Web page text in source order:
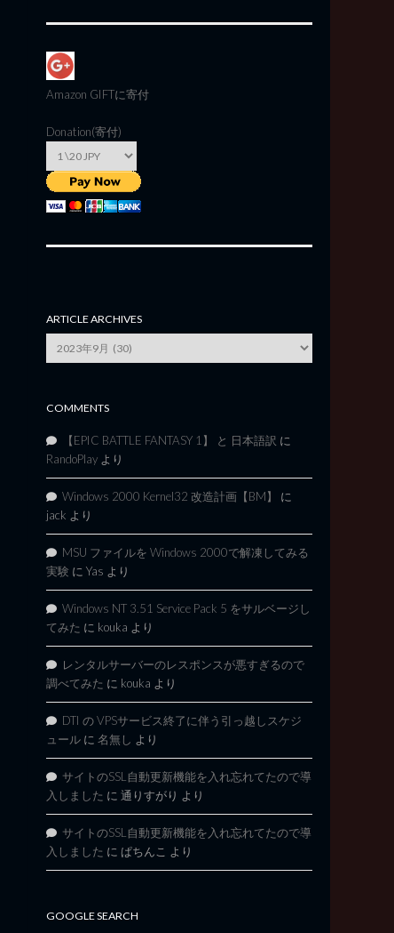
Amazon GIFTに寄付
Donation(寄付)
ARTICLE ARCHIVES
Archives
COMMENTS
【EPIC BATTLE FANTASY 1】 と 日本語訳 に
RandoPlay より
Windows 2000 Kernel32 改造計画【BM】
に
jack より
MSU ファイルを Windows 2000で解凍してみる
実験 に Yas より
Windows NT 3.51 Service Pack 5 をサルベージし
てみた に kouka より
レンタルサーバーのレスポンスが悪すぎるので
調べてみた に kouka より
DTI の VPSサービス終了に伴う引っ越しスケジ
ュール に 名無し より
サイトのSSL自動更新機能を入れ忘れてたので導
入しました に 通りすがり より
サイトのSSL自動更新機能を入れ忘れてたので導
入しました に ぱちんこ より
GOOGLE SEARCH